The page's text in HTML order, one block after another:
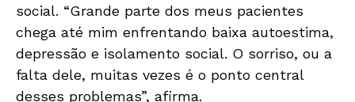
social. “Grande parte dos meus pacientes
chega até mim enfrentando baixa autoestima,
depressão e isolamento social. O sorriso, ou a
falta dele, muitas vezes é o ponto central
desses problemas”, afirma.